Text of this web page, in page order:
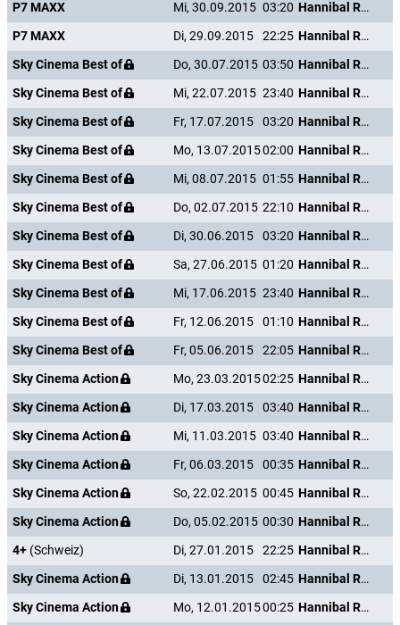
P7 MAXX
Mi, 30.09.2015 03:20
Hannibal Rising - Wie alles begann
P7 MAXX
Di, 29.09.2015 22:25
Hannibal Rising - Wie alles begann
Sky Cinema Best of
Do, 30.07.2015 03:50
Hannibal Rising - Wie alles begann
Sky Cinema Best of
Mi, 22.07.2015 23:40
Hannibal Rising - Wie alles begann
Sky Cinema Best of
Fr, 17.07.2015 03:20
Hannibal Rising - Wie alles begann
Sky Cinema Best of
Mo, 13.07.201502:00
Hannibal Rising - Wie alles begann
Sky Cinema Best of
Mi, 08.07.2015 01:55
Hannibal Rising - Wie alles begann
Sky Cinema Best of
Do, 02.07.2015 22:10
Hannibal Rising - Wie alles begann
Sky Cinema Best of
Di, 30.06.2015 03:20
Hannibal Rising - Wie alles begann
Sky Cinema Best of
Sa, 27.06.2015 01:20
Hannibal Rising - Wie alles begann
Sky Cinema Best of
Mi, 17.06.2015 23:40
Hannibal Rising - Wie alles begann
Sky Cinema Best of
Fr, 12.06.2015 01:10
Hannibal Rising - Wie alles begann
Sky Cinema Best of
Fr, 05.06.2015 22:05
Hannibal Rising - Wie alles begann
Sky Cinema Action
Mo, 23.03.201502:25
Hannibal Rising - Wie alles begann
Sky Cinema Action
Di, 17.03.2015 03:40
Hannibal Rising - Wie alles begann
Sky Cinema Action
Mi, 11.03.2015 03:40
Hannibal Rising - Wie alles begann
Sky Cinema Action
Fr, 06.03.2015 00:35
Hannibal Rising - Wie alles begann
Sky Cinema Action
So, 22.02.2015 00:45
Hannibal Rising - Wie alles begann
Sky Cinema Action
Do, 05.02.2015 00:30
Hannibal Rising - Wie alles begann
4+ (Schweiz) Di, 27.01.2015 22:25
Hannibal Rising - Wie alles begann
Sky Cinema Action
Di, 13.01.2015 02:45
Hannibal Rising - Wie alles begann
Sky Cinema Action
Mo, 12.01.201500:25
Hannibal Rising - Wie alles begann